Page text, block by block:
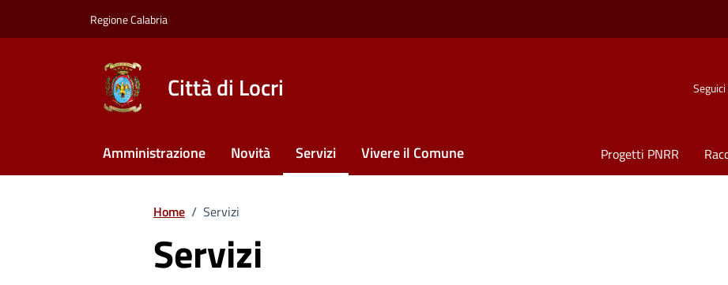
Regione Calabria
Città di Locri
Amministrazione Novità Servizi Vivere il Comune Progetti PNRR
Home / Servizi
Servizi